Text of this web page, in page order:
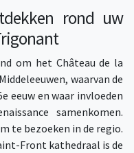
rond uw
om het Château de la
waarvan de
eeuw en waar invloeden
samenkomen.
te bezoeken in de regio.
Front kathedraal is de